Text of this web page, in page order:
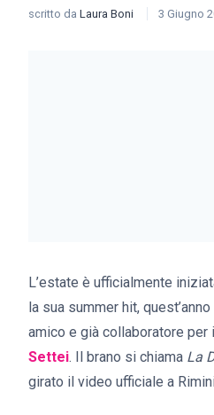
scritto da Laura Boni 3 Giugno
L’estate è ufficialmente
la sua summer hit,
amico e già collaboratore per
Settei. Il brano si chiama La
girato il video ufficiale a